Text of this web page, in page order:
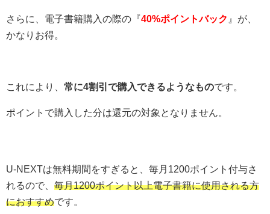
さらに、電子書籍購入の際の『40%ポイントバック 』が、
かなりお得。
これにより、 常に4割引で購入できるようなものです。
ポイントで購入した分は還元の対象となりません。
U-NEXTは無料期間をすぎると、毎月1200ポイント付与さ
れるので、 毎月1200ポイント以上電子書籍に使用される方
におすすめです。